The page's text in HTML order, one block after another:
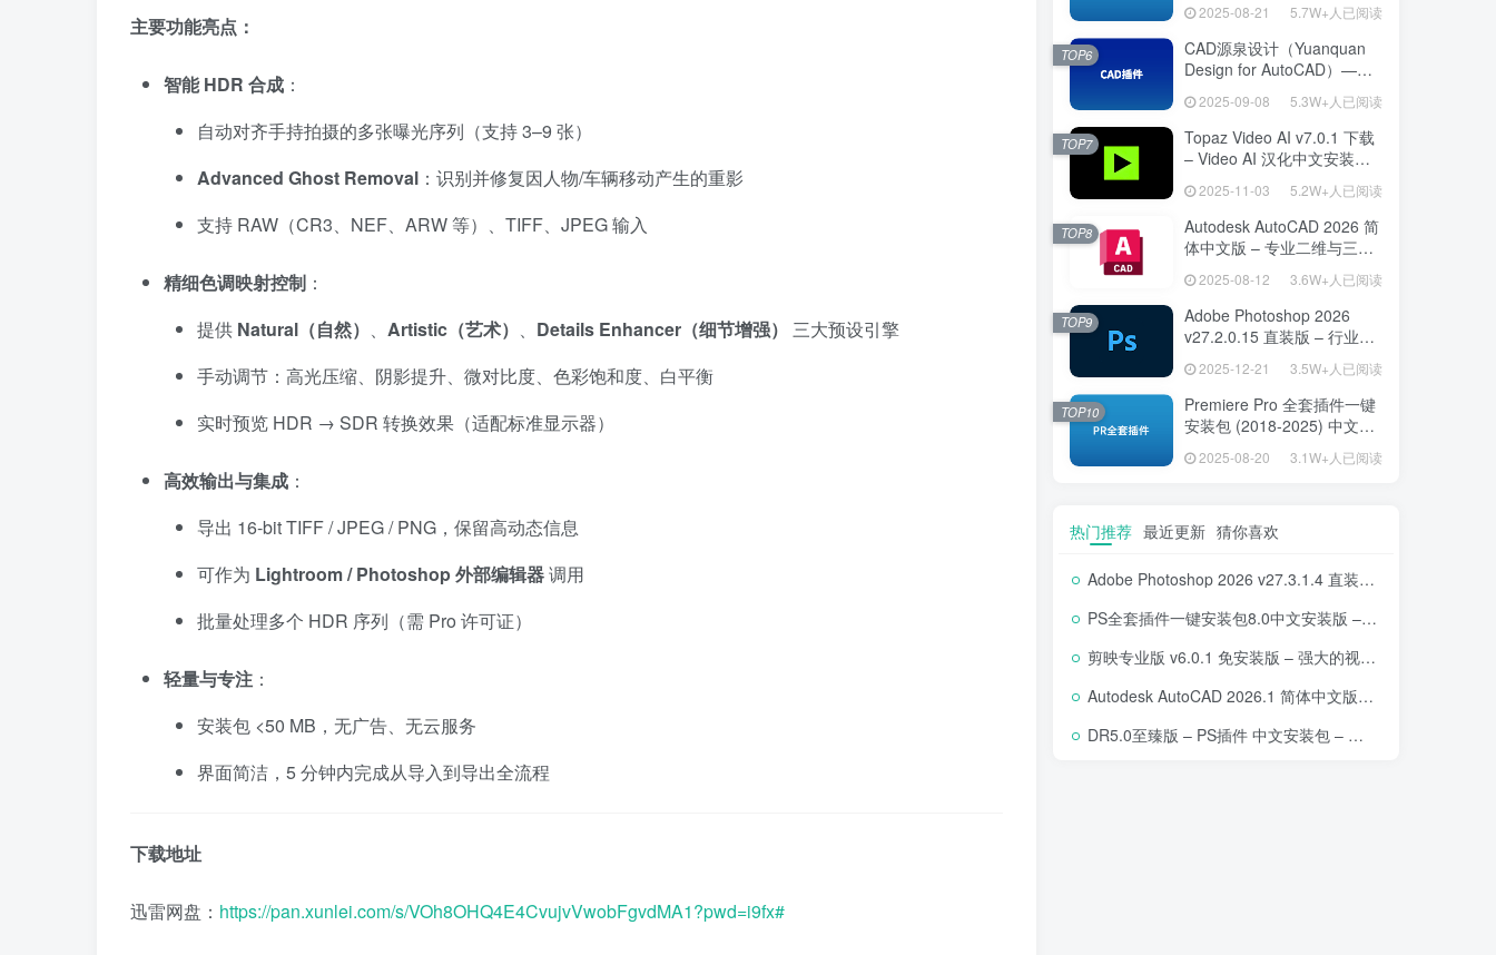
主要功能亮点：
智能 HDR 合成 ：
自动对齐手持拍摄的多张曝光序列（支持 3–9 张）
Advanced Ghost Removal ：识别并修复因人物/车辆移动产生的重影
支持 RAW（CR3、NEF、ARW 等）、TIFF、JPEG 输入
精细色调映射控制 ：
提供 Natural（自然） 、 Artistic（艺术） 、 Details Enhancer（细节增强） 三大预设引擎
手动调节：高光压缩、阴影提升、微对比度、色彩饱和度、白平衡
实时预览 HDR → SDR 转换效果（适配标准显示器）
高效输出与集成 ：
导出 16-bit TIFF / JPEG / PNG，保留高动态信息
可作为 Lightroom / Photoshop 外部编辑器调用
批量处理多个 HDR 序列（需 Pro 许可证）
轻量与专注 ：
安装包 <50 MB，无广告、无云服务
界面简洁，5 分钟内完成从导入到导出全流程
下载地址
迅雷网盘： https://pan.xunlei.com/s/VOh8OHQ4E4CvujvVwobFgvdMA1?pwd=i9fx#
2025-08-21 5.7W+人已阅读
CAD源泉设计（Yuanquan
Design for AutoCAD）——
高效绘图利器
2025-09-08 5.3W+人已阅读
TOP6
Topaz Video AI v7.0.1 下载
– Video AI 汉化中文安装版
2025-11-03 5.2W+人已阅读
TOP7
Autodesk AutoCAD 2026 简
体中文版 – 专业二维与三维
2025-08-12 3.6W+人已阅读
TOP8
Adobe Photoshop 2026
v27.2.0.15 直装版 – 行业标
2025-12-21 3.5W+人已阅读
TOP9
Premiere Pro 全套插件一键
安装包 (2018-2025) 中文安
率的专业工具
2025-08-20 3.1W+人已阅读
TOP10
热门推荐 最近更新 猜你喜欢
Adobe Photoshop 2026 v27.3.1.4 直装版下载 – 专业图像编辑软件
PS全套插件一键安装包8.0中文安装版 – 支持2018-2025 – 提升设计效率
剪映专业版 v6.0.1 免安装版 – 强大的视频编辑工具
Autodesk AutoCAD 2026.1 简体中文版 – 专业计算机辅助设计软件
DR5.0至臻版 – PS插件 中文安装包 – 专业级人像修图工具